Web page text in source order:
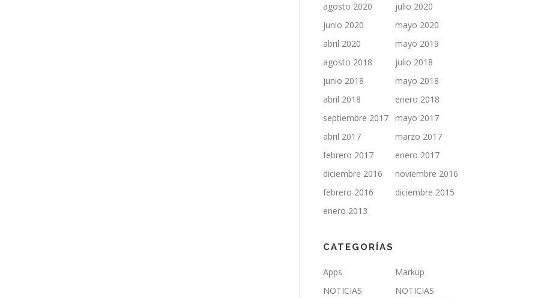
agosto 2020
julio 2020
junio 2020
mayo 2020
abril 2020
mayo 2019
agosto 2018
julio 2018
junio 2018
mayo 2018
abril 2018
enero 2018
septiembre 2017 mayo 2017
abril 2017
marzo 2017
febrero 2017
enero 2017
diciembre 2016
noviembre 2016
febrero 2016
diciembre 2015
enero 2013
CATEGORÍAS
Apps
Markup
NOTICIAS
NOTICIAS